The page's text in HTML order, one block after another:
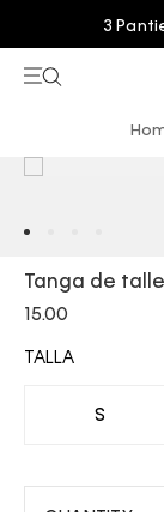
seleccionados
Tanga de
15.00
TALLA
S